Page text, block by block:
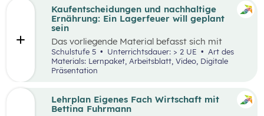
durch Kooperation bei der Teamarbeit
zwischenmenschliche Kompetenzen zu stärken
und sogenannte 21
stCentury Skills zu schulen.
Kaufentscheidungen und nachhaltige
Ernährung: Ein Lagerfeuer will geplant
sein
Das vorliegende Material befasst sich mit
Kaufentscheidungen, der Herkunft von
Lebensmitteln, dem Bewusstsein für eine
nachhaltige Ernährung sowie mit dem Umgang
sein“aufgebaut. Mit zusätzlich bereitgestellten
Materialien können die im Video
Schulstufe 5 Unterrichtsdauer: > 2 UE
Art des
Materials: Lernpaket, Arbeitsblatt, Video, Digitale
Präsentation
Lehrplan Eigenes Fach Wirtschaft mit
Bettina Fuhrmann